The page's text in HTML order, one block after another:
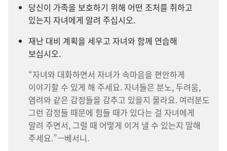
당신이 가족을 보호하기 위해 어떤 조처를 취하고
있는지 자녀에게 알려 주십시오.
재난 대비 계획을 세우고 자녀와 함께 연습해
보십시오.
“자녀와 대화하면서 자녀가 속마음을 편안하게
이야기할 수 있게 해 주세요. 자녀들은 분노, 두려움,
염려와 같은 감정들을 감추고 있을지 몰라요. 여러분도
그런 감정들 때문에 힘들 때가 있다는 걸 자녀에게
알려 주면서, 그럴 때 어떻게 이겨 낼 수 있는지 말해
주세요.”—베서니.